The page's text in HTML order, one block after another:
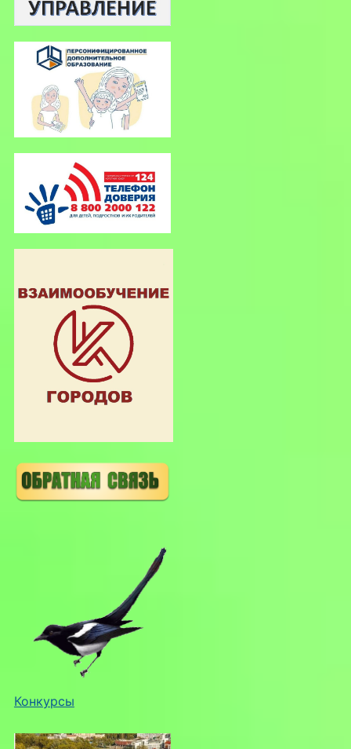
Конкурсы